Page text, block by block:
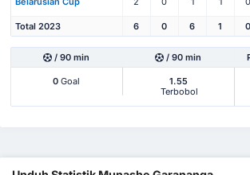
Total 2023 6 0 6 1 0
/ 90 min / 90 min
0 Goal
1.55
Terbobol